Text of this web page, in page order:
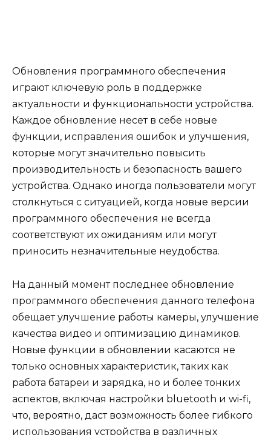
Обновления программного обеспечения
играют ключевую роль в поддержке
актуальности и функциональности устройства.
Каждое обновление несет в себе новые
функции, исправления ошибок и улучшения,
которые могут значительно повысить
производительность и безопасность вашего
устройства. Однако иногда пользователи могут
столкнуться с ситуацией, когда новые версии
программного обеспечения не всегда
соответствуют их ожиданиям или могут
приносить незначительные неудобства.
На данный момент последнее обновление
программного обеспечения данного телефона
обещает улучшение работы камеры, улучшение
качества видео и оптимизацию динамиков.
Новые функции в обновлении касаются не
только основных характеристик, таких как
работа батареи и зарядка, но и более тонких
аспектов, включая настройки bluetooth и wi-fi,
что, вероятно, даст возможность более гибкого
использования устройства в различных